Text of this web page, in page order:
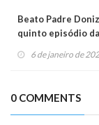
Beato Padre
quinto episódio
apresenta o
6 de janeiro de
0 COMMENTS